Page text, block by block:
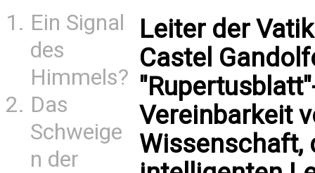
Ein Signal
des
Himmels?
Das
Schweige
n der
Leiter der
Castel
Vereinbarkeit
Wissenschaft,